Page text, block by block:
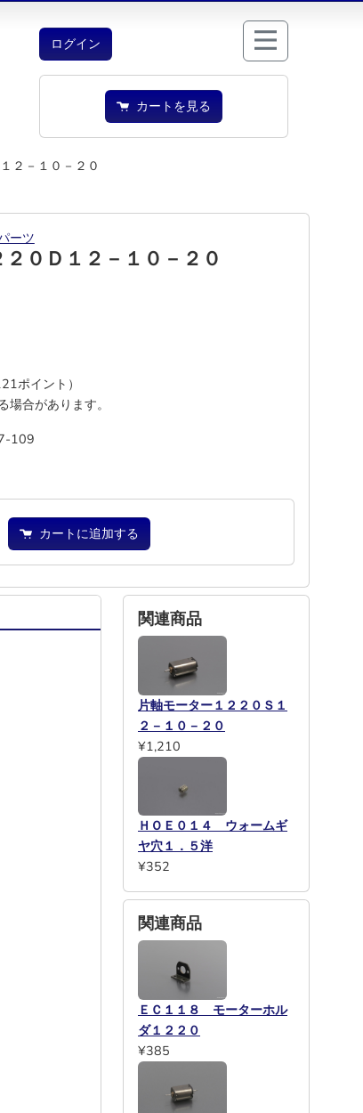
ログイン
カートを見る
２－１０－２０
ーツ
０Ｄ１２－１０－２０
ポイント）
合があります。
109
カートに追加する
関連商品
片軸モーター１２２０Ｓ１
２－１０－２０
¥1,210
ＨＯＥ０１４ ウォームギ
ヤ穴１．５洋
¥352
関連商品
ＥＣ１１８ モーターホル
ダ１２２０
¥385